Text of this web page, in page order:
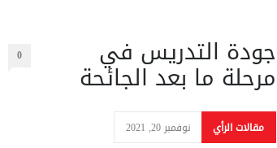
جودة التدريس في
مرحلة ما بعد الجائحة
0
مقالات الرأي نوفمبر 20, 2021